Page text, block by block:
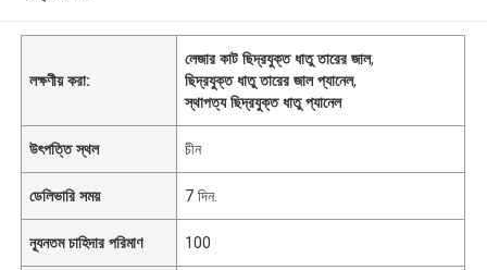
লক্ষণীয় করা:
লেজার কাট ছিদ্রযুক্ত ধাতু তারের জাল,
ছিদ্রযুক্ত ধাতু তারের জাল প্যানেল,
স্থাপত্য ছিদ্রযুক্ত ধাতু প্যানেল
উৎপত্তি স্থল চীন
ডেলিভারি সময় 7 দিন.
ন্যূনতম চাহিদার পরিমাণ 100